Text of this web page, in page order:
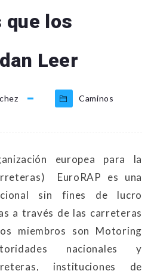
que los
Leer
Caminos
europea para la
EuroRAP es una
sin fines de lucro
a través de las carreteras
miembros son Motoring
nacionales y
instituciones de